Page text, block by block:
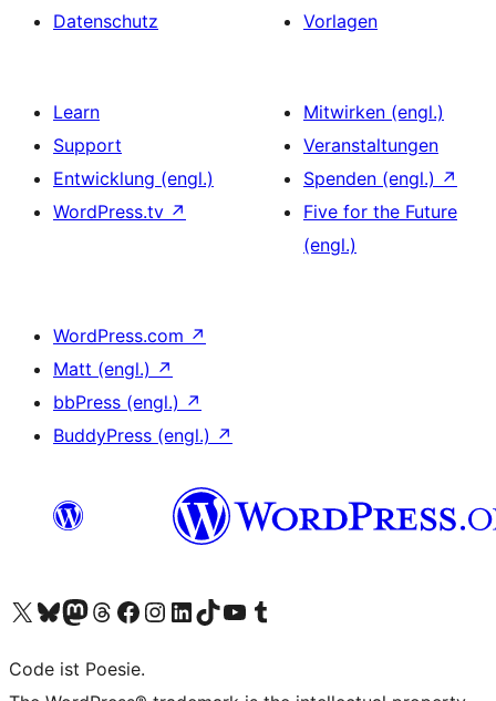
Datenschutz
Vorlagen
Learn
Support
Entwicklung (engl.)
WordPress.tv ↗
Mitwirken (engl.)
Veranstaltungen
Spenden (engl.) ↗
Five for the Future
(engl.)
WordPress.com ↗
Matt (engl.) ↗
bbPress (engl.) ↗
BuddyPress (engl.) ↗
Das X-Konto (früher Twitter) von WordPress.org besuchen
Das Bluesky-Konto von WordPress.org besuchen
Das Mastodon-Konto von WordPress.org besuchen
Das Threads-Konto von WordPress.org besuchen
Die Facebook-Seite von WordPress.org besuchen
Das Instagram-Konto von WordPress.org besuchen
Das LinkedIn-Konto von WordPress.org besuchen
Das TikTok-Konto von WordPress.org besuchen
Den YouTube-Kanal von WordPress.org besuchen
Das Tumblr-Konto von WordPress.org besuchen
Code ist Poesie.